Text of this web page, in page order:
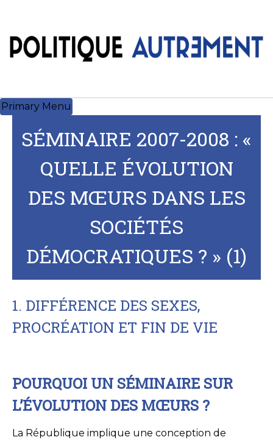
content
Primary Menu
SÉMINAIRE 2007-2008 : «
QUELLE ÉVOLUTION
DES MŒURS DANS LES
SOCIÉTÉS
DÉMOCRATIQUES ? » (1)
1. DIFFÉRENCE DES SEXES,
PROCRÉATION ET FIN DE VIE
POURQUOI UN SÉMINAIRE SUR
L’ÉVOLUTION DES MŒURS ?
La République implique une conception de